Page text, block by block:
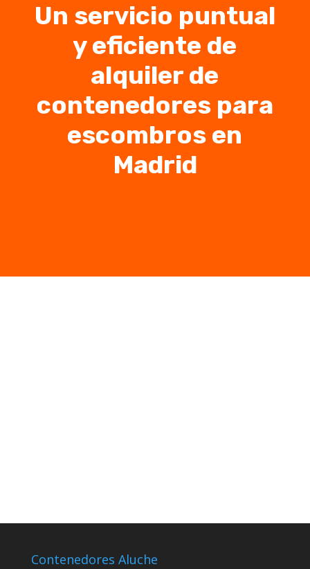
Un servicio puntual
y eficiente de
alquiler de
contenedores para
escombros en
Madrid
Contenedores Aluche